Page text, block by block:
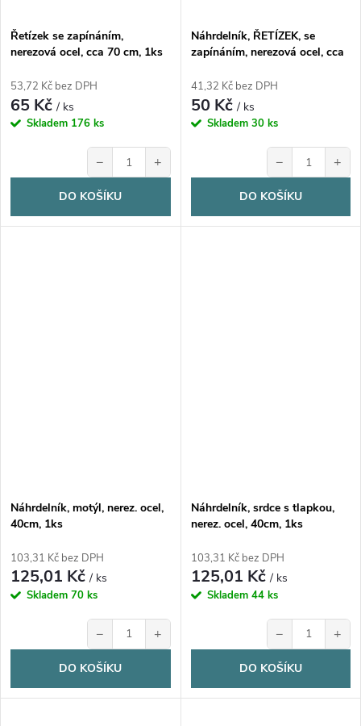
Řetízek se zapínáním,
nerezová ocel, cca 70 cm, 1ks
53,72 Kč bez DPH
65 Kč/ ks
Skladem 176 ks
− +
DO KOŠÍKU
Náhrdelník, ŘETÍZEK, se
zapínáním, nerezová ocel, cca
41,32 Kč bez DPH
50 Kč/ ks
Skladem 30 ks
− +
DO KOŠÍKU
Náhrdelník, motýl, nerez. ocel,
40cm, 1ks
103,31 Kč bez DPH
125,01 Kč/ ks
Skladem 70 ks
− +
DO KOŠÍKU
Náhrdelník, srdce s tlapkou,
nerez. ocel, 40cm, 1ks
103,31 Kč bez DPH
125,01 Kč/ ks
Skladem 44 ks
− +
DO KOŠÍKU